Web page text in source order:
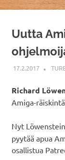
Uutta
17.2.2017
Richard
Amiga-
Nyt
pyytää apua
osallistua